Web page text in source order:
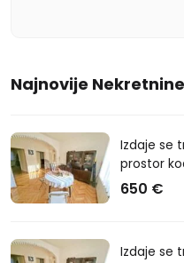
Najnovije Nekretnine
Izdaje se
prostor
650 €
Izdaje se